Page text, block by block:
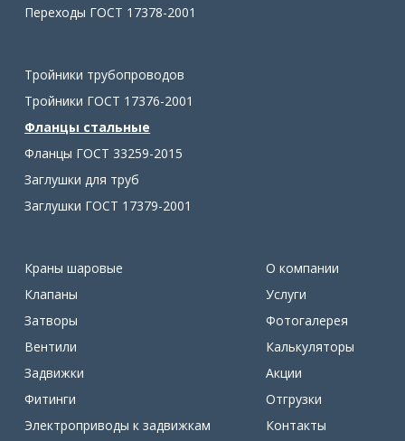
Переходы ГОСТ 17378-2001
Тройники трубопроводов
Тройники ГОСТ 17376-2001
Фланцы стальные
Фланцы ГОСТ 33259-2015
Заглушки для труб
Заглушки ГОСТ 17379-2001
Краны шаровые
Клапаны
Затворы
Вентили
Задвижки
Фитинги
Электроприводы к задвижкам
О компании
Услуги
Фотогалерея
Калькуляторы
Акции
Отгрузки
Контакты